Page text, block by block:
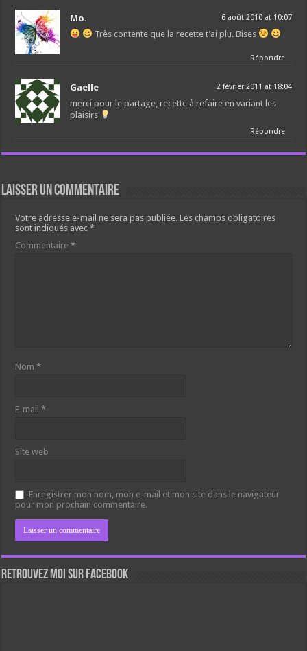
Mo. 6 août 2010 at 10:07
Très contente que la recette t’ai plu. Bises
Répondre
Gaëlle 2 février 2011 at 18:04
merci pour le partage, recette à refaire en variant les
plaisirs
Répondre
Laisser un commentaire
Votre adresse e-mail ne sera pas publiée. Les champs obligatoires
sont indiqués avec*
Commentaire*
Nom*
E-mail*
Site web
Enregistrer mon nom, mon e-mail et mon site dans le navigateur
pour mon prochain commentaire.
Retrouvez moi sur Facebook